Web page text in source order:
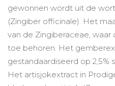
gewonnen wordt uit de
(Zingiber officinale). Het
van de Zingiberaceae,
toe behoren. Het
gestandaardiseerd op 2,5%
Het artisjokextract in